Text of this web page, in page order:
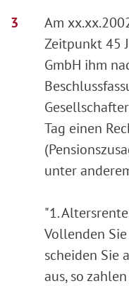
Am
Zeitpunkt 45
GmbH ihm
Tag einen
unter
"1. Altersrente
Vollenden
scheiden Sie
aus, so